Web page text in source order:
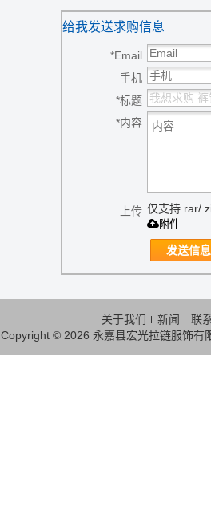
给我发送求购信息
*Email
手机
*标题
*内容
上传 仅支持.rar/
附件
发送信息
关于我们 新闻
联
Copyright © 2026 永嘉县宏光拉链服饰有